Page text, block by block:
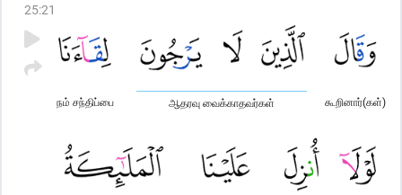
25:21
கூறினார்(கள்)
ஆதரவு வைக்காதவர்கள்
நம் சந்திப்பை